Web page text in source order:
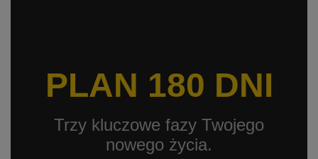
PLAN 180 DNI
Trzy kluczowe fazy Twojego
nowego życia.